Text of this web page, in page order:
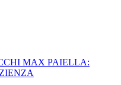
MAX PAIELLA: